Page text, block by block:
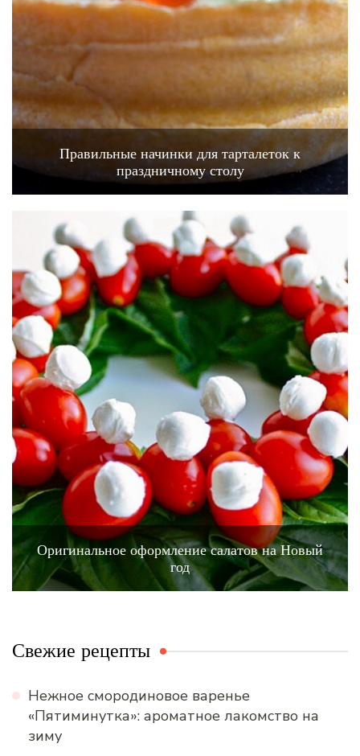
Правильные начинки для тарталеток к
праздничному столу
Оригинальное оформление салатов на Новый
год
Свежие рецепты
Нежное смородиновое варенье
«Пятиминутка»: ароматное лакомство на
зиму